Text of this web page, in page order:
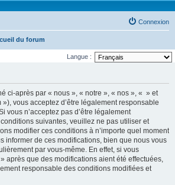
Connexion
du forum
Langue :
ci-après par « nous », « notre », « nos », « » et
vous acceptez d’être légalement responsable
vous n’acceptez pas d’être légalement
suivantes, veuillez ne pas utiliser et
modifier ces conditions à n’importe quel moment
informer de ces modifications, bien que nous vous
par vous-même. En effet, si vous
après que des modifications aient été effectuées,
responsable des conditions modifiées et